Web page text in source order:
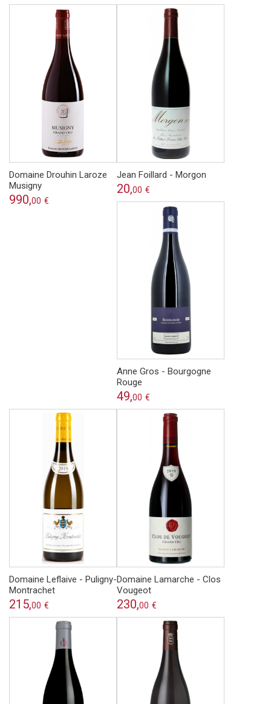
Domaine Drouhin Laroze
Musigny
990,00 €
Jean Foillard - Morgon
20,00 €
Anne Gros - Bourgogne
Rouge
49,00 €
Domaine Leflaive - Puligny-
Montrachet
215,00 €
Domaine Lamarche - Clos
Vougeot
230,00 €